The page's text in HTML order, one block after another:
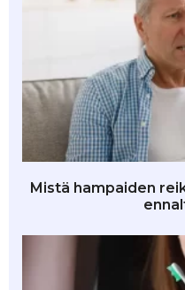
Mistä hampaiden